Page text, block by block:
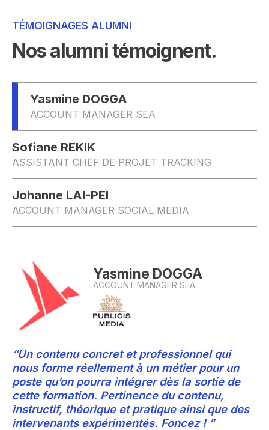
TÉMOIGNAGES ALUMNI
Nos alumni témoignent.
Yasmine DOGGA
ACCOUNT MANAGER SEA
Sofiane REKIK
ASSISTANT CHEF DE PROJET TRACKING
Johanne LAI-PEI
ACCOUNT MANAGER SOCIAL MEDIA
Yasmine DOGGA
ACCOUNT MANAGER SEA
“Un contenu concret et professionnel qui
nous forme réellement à un métier pour un
poste qu’on pourra intégrer dès la sortie de
cette formation. Pertinence du contenu,
instructif, théorique et pratique ainsi que des
intervenants expérimentés. Foncez ! ”